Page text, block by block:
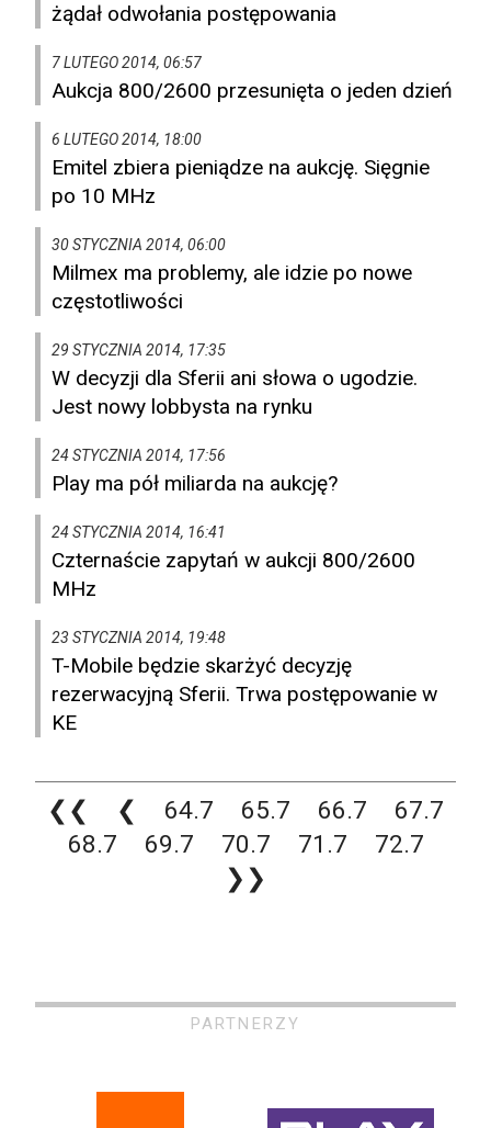
żądał odwołania postępowania
7 LUTEGO 2014, 06:57
Aukcja 800/2600 przesunięta o jeden dzień
6 LUTEGO 2014, 18:00
Emitel zbiera pieniądze na aukcję. Sięgnie
po 10 MHz
30 STYCZNIA 2014, 06:00
Milmex ma problemy, ale idzie po nowe
częstotliwości
29 STYCZNIA 2014, 17:35
W decyzji dla Sferii ani słowa o ugodzie.
Jest nowy lobbysta na rynku
24 STYCZNIA 2014, 17:56
Play ma pół miliarda na aukcję?
24 STYCZNIA 2014, 16:41
Czternaście zapytań w aukcji 800/2600
MHz
23 STYCZNIA 2014, 19:48
T-Mobile będzie skarżyć decyzję
rezerwacyjną Sferii. Trwa postępowanie w
KE
❮❮ ❮ 64.7 65.7 66.7
67.7
68.7
69.7 70.7 71.7
72.7
❯❯
PARTNERZY